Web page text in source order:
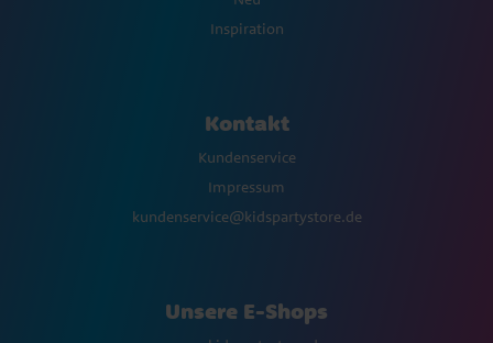
Inspiration
Kontakt
Kundenservice
Impressum
kundenservice@kidspartystore.de
Unsere E-Shops